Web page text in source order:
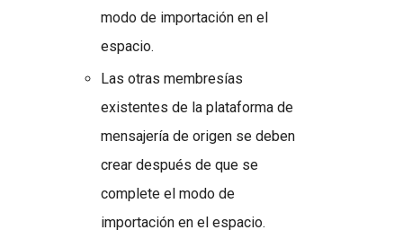
modo de importación en el
espacio.
Las otras membresías
existentes de la plataforma de
mensajería de origen se deben
crear después de que se
complete el modo de
importación en el espacio.